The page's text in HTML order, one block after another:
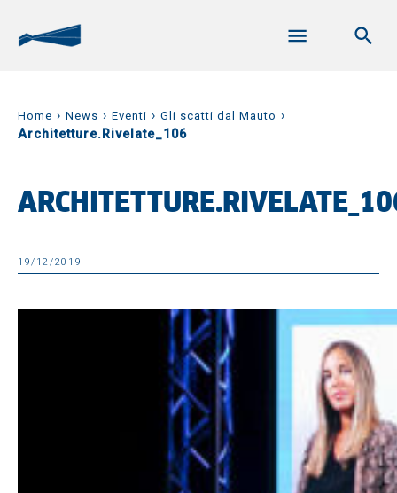
Home › News › Eventi › Gli scatti dal Mauto ›
Architetture.Rivelate_106
19/12/2019